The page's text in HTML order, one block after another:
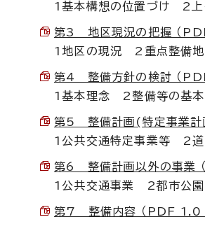
1基本構想の位置づけ 2
第3 地区現況の把握 （
1地区の現況 2重点整備地
第4 整備方針の検討 （
1基本理念 2整備等の基本
第5 整備計画(特定事業
1公共交通特定事業等 2
第6 整備計画以外の事業
1公共交通事業 2都市公園
第7 整備内容 （PDF 1.0